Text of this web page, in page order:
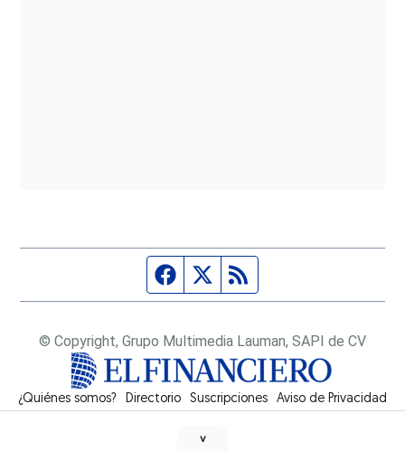
Página de Facebook
Fuente Twitter
© Copyright, Grupo Multimedia Lauman, SAPI de CV
¿Quiénes somos? Directorio Suscripciones Opens in new window
Aviso de Privacidad
˅